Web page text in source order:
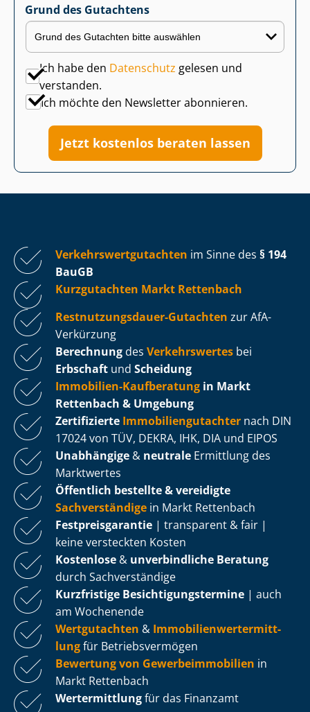
Grund des Gutachtens
Ich habe den Datenschutz gelesen und
verstanden.
Ich möchte den Newsletter abonnieren.
Jetzt kostenlos beraten lassen
Ver­kehrs­wert­gut­ach­ten im Sinne des § 194
BauGB
Kurzgutachten Markt Rettenbach
Rest­nut­zungs­dau­er-Gutachten zur AfA-
Verkürzung
Berechnung des Verkehrswertes bei
Erbschaft und Scheidung
Immobilien-Kaufberatung in Markt
Rettenbach & Umgebung
Zertifizierte Im­mo­bi­li­en­gut­ach­ter nach DIN
17024 von TÜV, DEKRA, IHK, DIA und EIPOS
Unabhängige & neutrale Ermittlung des
Marktwertes
Öffentlich bestellte & vereidigte
Sachverständige in Markt Rettenbach
Fest­preis­ga­ran­tie | transparent & fair |
keine versteckten Kosten
Kostenlose & unverbindliche Beratung
durch Sachverständige
Kurzfristige Be­sich­ti­gungs­ter­mi­ne | auch
am Wochenende
Wertgutachten & Im­mo­bi­li­en­wert­ermitt­
lungfür Be­triebs­ver­mö­gen
Bewertung von Ge­wer­be­im­mo­bi­li­en in
Markt Rettenbach
Wertermittlungfür das Finanzamt